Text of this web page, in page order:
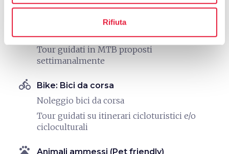
Rifiuta
Tour guidati in E-bike
directions_bike Bike: Mountain Bike
Tour guidati in MTB proposti
settimanalmente
directions_bike Bike: Bici da corsa
Noleggio bici da corsa
Tour guidati su itinerari cicloturistici e/o
cicloculturali
pets Animali ammessi (Pet friendly)